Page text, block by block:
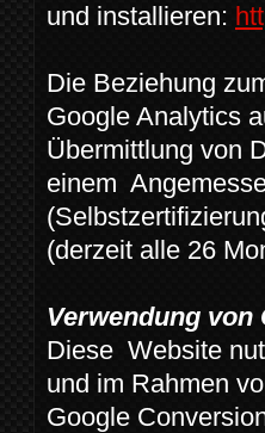
und installieren:
Die Beziehung
Google Analytics
Übermittlung von
einem
(derzeit alle 26
Verwendung
Diese Website
und im Rahmen
Google